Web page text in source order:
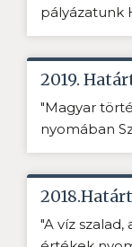
pályázatunk
2019.
"Magyar
nyomában
"A víz